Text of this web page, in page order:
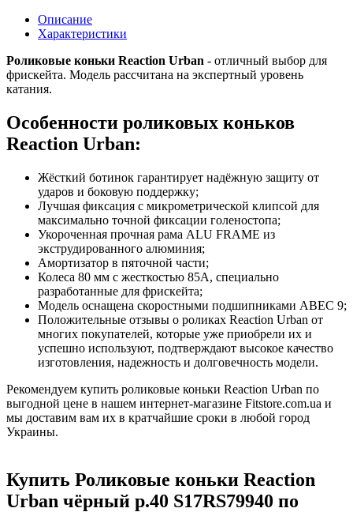
Описание
Характеристики
Роликовые коньки Reaction Urban - отличный выбор для
фрискейта. Модель рассчитана на экспертный уровень
катания.
Особенности роликовых коньков
Reaction Urban:
Жёсткий ботинок гарантирует надёжную защиту от
ударов и боковую поддержку;
Лучшая фиксация с микрометрической клипсой для
максимально точной фиксации голеностопа;
Укороченная прочная рама ALU FRAME из
экструдированного алюминия;
Амортизатор в пяточной части;
Колеса 80 мм с жесткостью 85А, специально
разработанные для фрискейта;
Модель оснащена скоростными подшипниками АВЕС 9;
Положительные отзывы о роликах Reaction Urban от
многих покупателей, которые уже приобрели их и
успешно используют, подтверждают высокое качество
изготовления, надежность и долговечность модели.
Рекомендуем купить роликовые коньки Reaction Urban по
выгодной цене в нашем интернет-магазине Fitstore.com.ua и
мы доставим вам их в кратчайшие сроки в любой город
Украины.
Купить Роликовые коньки Reaction
Urban чёрный р.40 S17RS79940 по